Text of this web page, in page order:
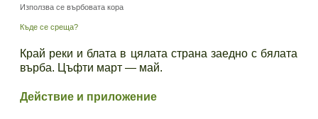
Използва се върбовата кора
Къде се среща?
Край реки и блата в цялата страна заедно с бялата
върба. Цъфти март — май.
Действие и приложение